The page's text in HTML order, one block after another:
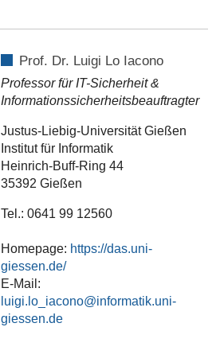
Prof. Dr. Luigi Lo Iacono
Professor für IT-Sicherheit &
Informationssicherheitsbeauftragter
Justus-Liebig-Universität Gießen
Institut für Informatik
Heinrich-Buff-Ring 44
35392 Gießen
Tel.: 0641 99 12560
Homepage: https://das.uni-
giessen.de/
E-Mail:
luigi.lo_iacono